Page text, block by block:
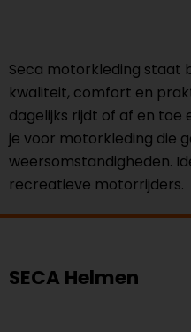
Seca motorkleding staat
kwaliteit, comfort en
dagelijks rijdt of af en toe
je voor motorkleding die
weersomstandigheden.
recreatieve motorrijders.
SECA Helmen